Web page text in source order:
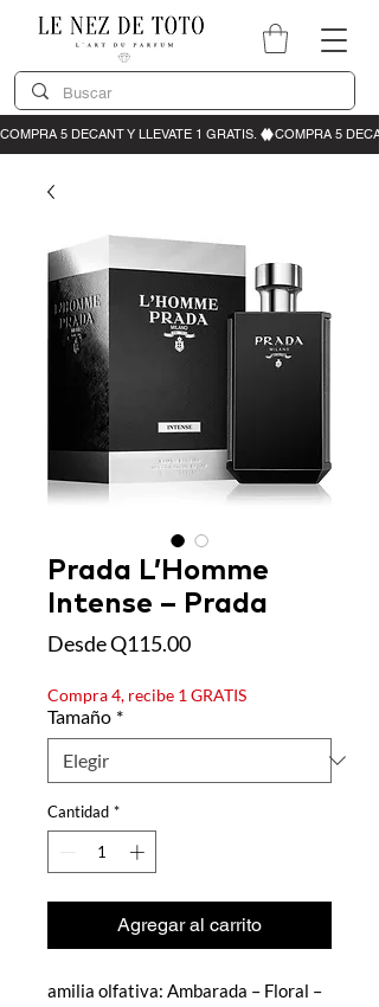
Prada L’Homme
Intense – Prada
DesdeQ115.00Precio de oferta
Compra 4, recibe 1 GRATIS
Tamaño *
Cantidad *
Agregar al carrito
amilia olfativa: Ambarada – Floral –